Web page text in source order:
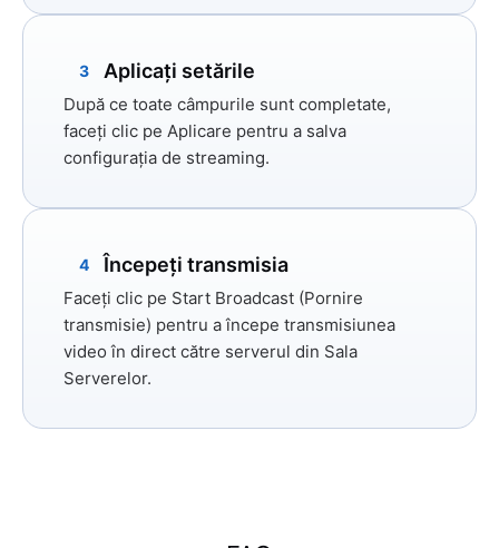
3 Aplicați setările
După ce toate câmpurile sunt completate,
faceți clic pe Aplicare pentru a salva
configurația de streaming.
4 Începeți transmisia
Faceți clic pe Start Broadcast (Pornire
transmisie) pentru a începe transmisiunea
video în direct către serverul din Sala
Serverelor.